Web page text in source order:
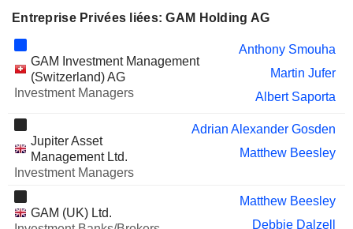
Entreprise Privées liées: GAM Holding AG
GAM Investment Management
(Switzerland) AG
Investment Managers
Anthony Smouha
Martin Jufer
Albert Saporta
Jupiter Asset
Management Ltd.
Investment Managers
Adrian Alexander Gosden
Matthew Beesley
GAM (UK) Ltd.
Matthew Beesley
Debbie Dalzell